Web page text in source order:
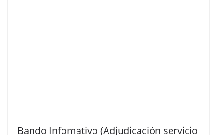
Bando Infomativo (Adjudicación servicio